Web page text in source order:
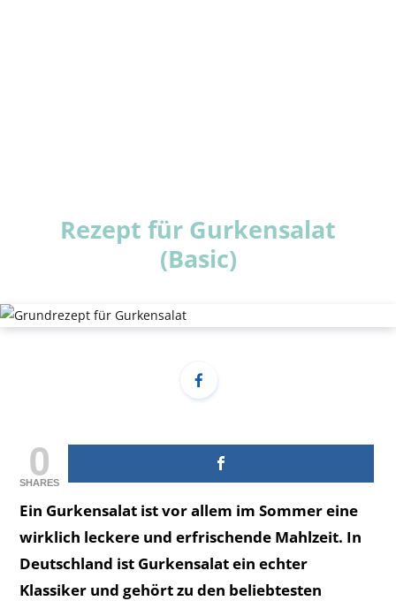
Rezept für Gurkensalat
(Basic)
0
SHARES
Ein Gurkensalat ist vor allem im Sommer eine
wirklich leckere und erfrischende Mahlzeit. In
Deutschland ist Gurkensalat ein echter
Klassiker und gehört zu den beliebtesten